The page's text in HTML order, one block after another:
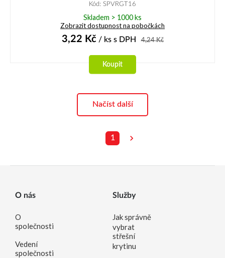
Kód: SPVRGT16
Skladem > 1000 ks
Zobrazit dostupnost na pobočkách
3,22 Kč/ ks s DPH 4,24Kč
Koupit
Načíst další
1
O nás
O
společnosti
Vedení
společnosti
Služby
Jak správně
vybrat
střešní
krytinu